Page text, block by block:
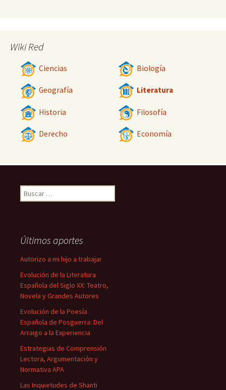
Wiki Red
Ciencias Biología
Geografía Literatura
Historia Filosofía
Derecho Economía
Buscar:
Últimos aportes
Autorizo a mi hijo a trabajar
Evolución de la Literatura
Española del Siglo XX: Teatro,
Novela y Grandes Autores
Evolución de la Poesía
Española de Posguerra: Del
Arraigo a la Experiencia
Estrategias de Comprensión
Lectora, Argumentación y
Normativa APA
Las Inquietudes de Shanti